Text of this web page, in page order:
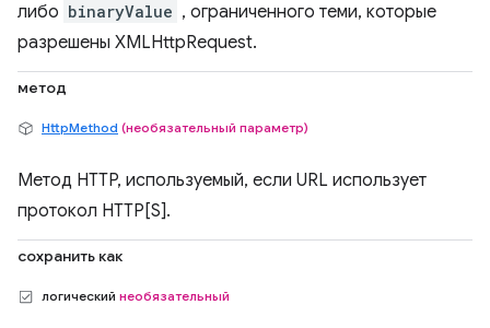
либо binaryValue , ограниченного теми, которые
разрешены XMLHttpRequest.
метод
HttpMethod (необязательный параметр)
Метод HTTP, используемый, если URL использует
протокол HTTP[S].
сохранить как
логический необязательный